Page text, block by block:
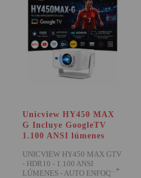
Unicview HY450 MAX
G Incluye GoogleTV
1.100 ANSI lúmenes
UNICVIEW HY450 MAX GTV
- HDR10 - 1.100 ANSI
LÚMENES - AUTO ENFOQUE+